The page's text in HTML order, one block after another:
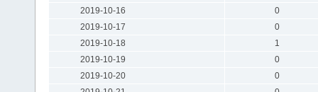
2019-10-16
0
2019-10-17
0
2019-10-18
1
2019-10-19
0
2019-10-20
0